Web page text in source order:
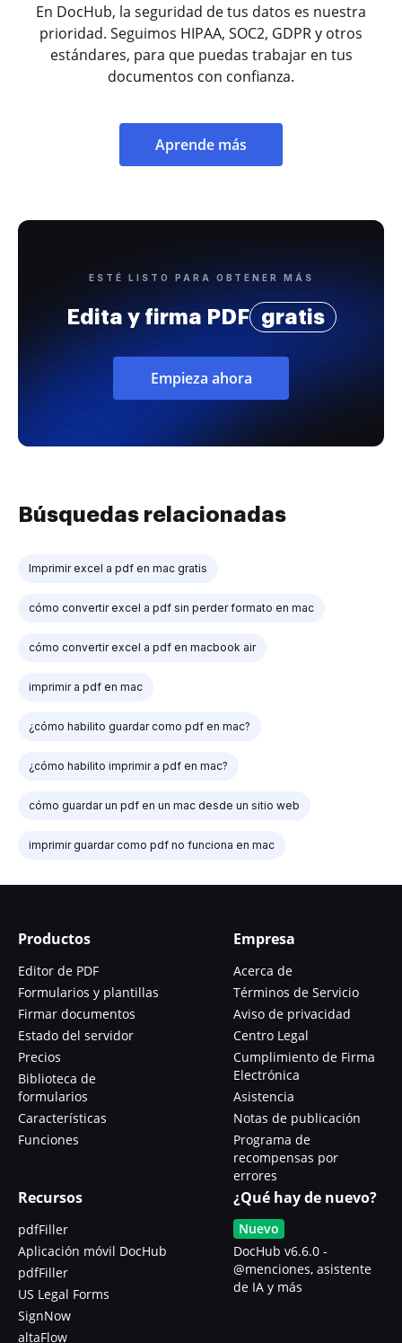
En DocHub, la seguridad de tus datos es nuestra
prioridad. Seguimos HIPAA, SOC2, GDPR y otros
estándares, para que puedas trabajar en tus
documentos con confianza.
Aprende más
ESTÉ LISTO PARA OBTENER MÁS
Edita y firma PDF gratis
Empieza ahora
Búsquedas relacionadas
Imprimir excel a pdf en mac gratis
cómo convertir excel a pdf sin perder formato en mac
cómo convertir excel a pdf en macbook air
imprimir a pdf en mac
¿cómo habilito guardar como pdf en mac?
¿cómo habilito imprimir a pdf en mac?
cómo guardar un pdf en un mac desde un sitio web
imprimir guardar como pdf no funciona en mac
Productos
Editor de PDF
Formularios y plantillas
Firmar documentos
Estado del servidor
Precios
Biblioteca de
formularios
Características
Funciones
Empresa
Acerca de
Términos de Servicio
Aviso de privacidad
Centro Legal
Cumplimiento de Firma
Electrónica
Asistencia
Notas de publicación
Programa de
recompensas por
errores
Recursos
pdfFiller
Aplicación móvil DocHub
pdfFiller
US Legal Forms
SignNow
altaFlow
¿Qué hay de nuevo?
Nuevo
DocHub v6.6.0 -
@menciones, asistente
de IA y más